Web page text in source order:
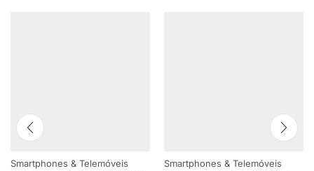
Smartphones & Telemóveis Smartphones & Telemóveis